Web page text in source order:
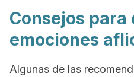
Consejos
emociones
Algunas de las